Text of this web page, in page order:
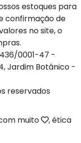
estoques para
confirmação de
no site, o
0001-47 -
Jardim Botânico -
reservados
muito
, ética